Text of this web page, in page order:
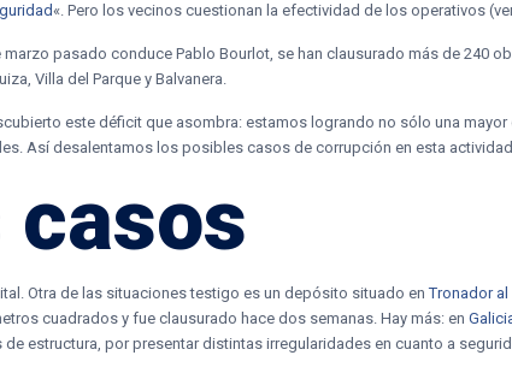
«. Pero los vecinos cuestionan la efectividad de los operativos
marzo pasado conduce Pablo Bourlot, se han clausurado más de 240
Villa del Parque y Balvanera.
este déficit que asombra: estamos logrando no sólo una
Así desalentamos los posibles casos de corrupción en esta
casos
Otra de las situaciones testigo es un depósito situado enTronador al
cuadrados y fue clausurado hace dos semanas. Hay más: en
estructura, por presentar distintas irregularidades en cuanto a